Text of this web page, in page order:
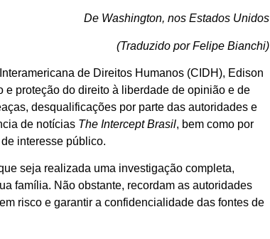
De Washington, nos Estados Unidos
(Traduzido por Felipe Bianchi)
de Direitos Humanos (CIDH), Edison
proteção do direito à liberdade de opinião e de
desqualificações por parte das autoridades e
de notícias The Intercept Brasil, bem como por
interesse público.
seja realizada uma investigação completa,
família. Não obstante, recordam as autoridades
risco e garantir a confidencialidade das fontes de